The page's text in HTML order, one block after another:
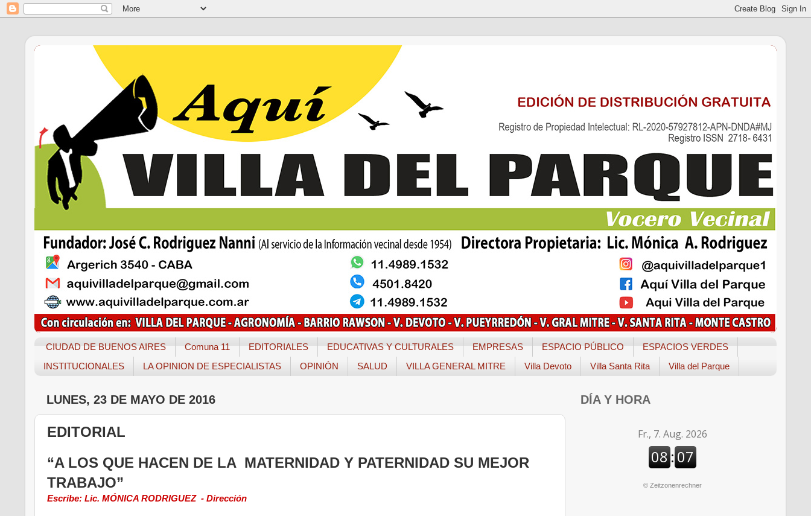
CIUDAD DE BUENOS AIRES Comuna 11 EDITORIALES EDUCATIVAS Y CULTURALES EMPRESAS ESPACIO PÚBLICO
ESPACIOS VERDES
INSTITUCIONALES
LA OPINION DE ESPECIALISTAS OPINIÓN SALUD VILLA GENERAL MITRE Villa Devoto Villa Santa Rita Villa del Parque
LUNES, 23 DE MAYO DE 2016
EDITORIAL
“A LOS QUE HACEN DE LA MATERNIDAD Y PATERNIDAD SU MEJOR
TRABAJO”
Escribe: Lic. MÓNICA RODRIGUEZ - Dirección
DÍA Y HORA
© Zeitzonenrechner